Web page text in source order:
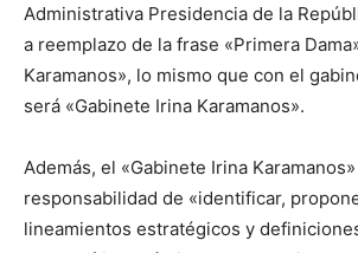
Administrativa Presidencia de la
a reemplazo de la frase «Primera
Karamanos», lo mismo que con el
será «Gabinete Irina Karamanos».
Además, el «Gabinete Irina
responsabilidad de «identificar,
lineamientos estratégicos y